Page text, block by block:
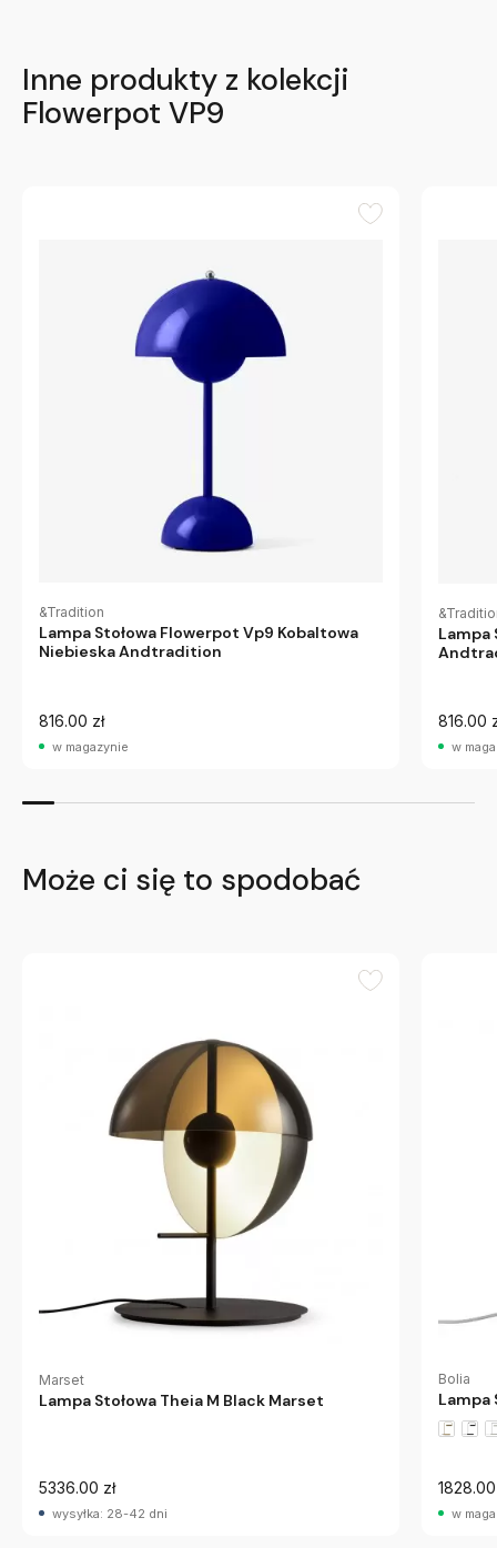
Inne produkty z kolekcji
Flowerpot VP9
&Tradition
Lampa Stołowa Flowerpot Vp9 Kobaltowa
Niebieska Andtradition
816.00 zł
w magazynie
Lampa
816.00
w
Może ci się to spodobać
Marset
Lampa Stołowa Theia M Black Marset
5336.00 zł
wysyłka: 28-42 dni
Bolia
Lampa
1828.00
w